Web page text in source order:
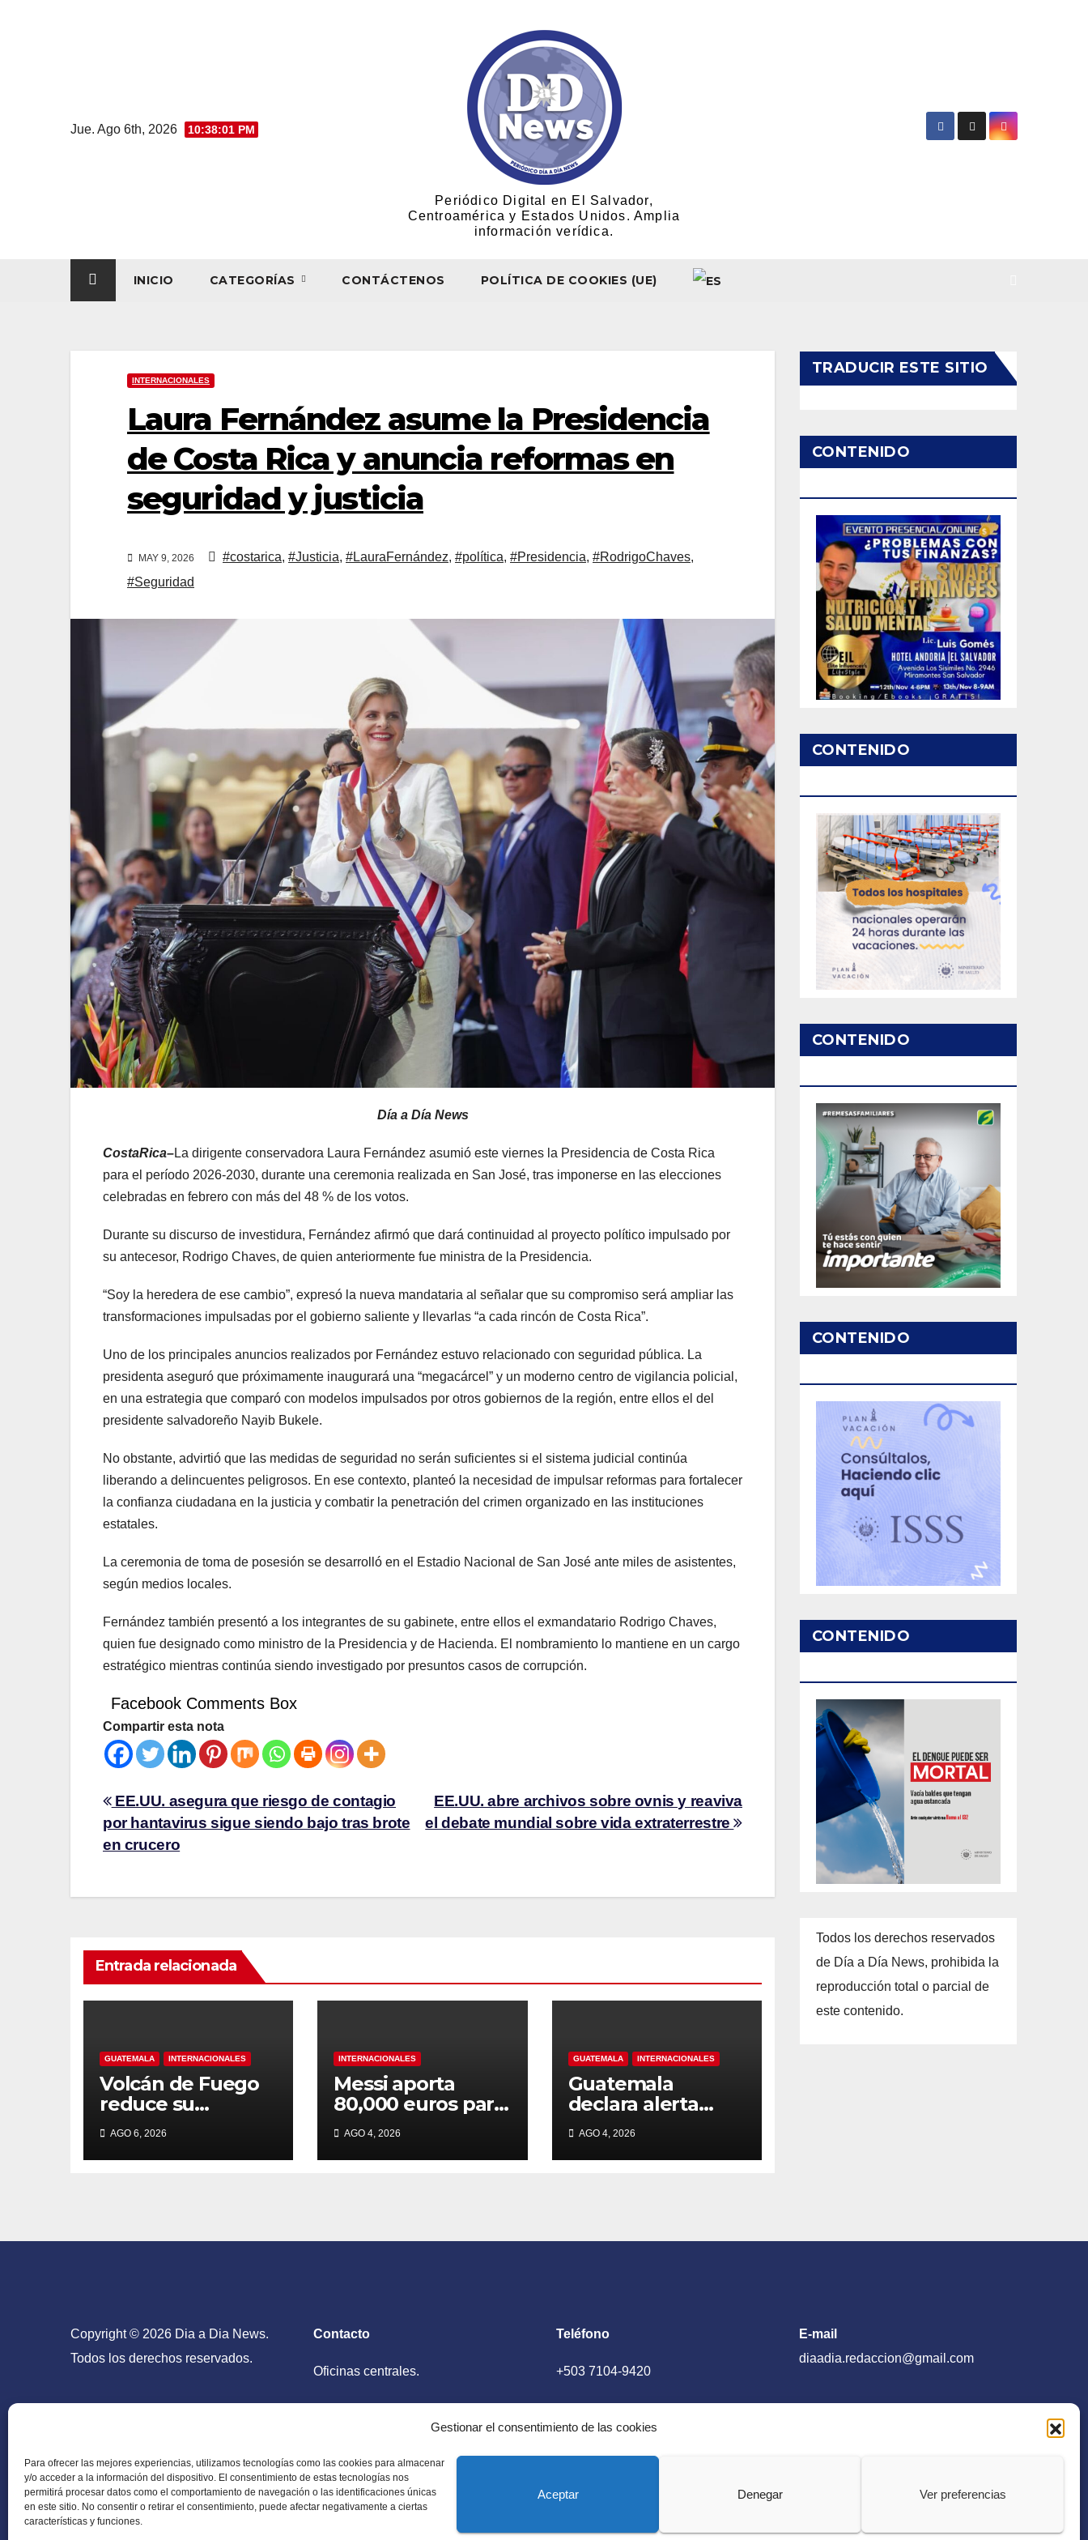
Gestionar el consentimiento de las cookies
Para ofrecer las mejores experiencias, utilizamos tecnologías como las cookies para almacenar
y/o acceder a la información del dispositivo. El consentimiento de estas tecnologías nos
permitirá procesar datos como el comportamiento de navegación o las identificaciones únicas
en este sitio. No consentir o retirar el consentimiento, puede afectar negativamente a ciertas
características y funciones.
Aceptar Denegar Ver preferencias
Jue. Ago 6th, 2026 10:38:02 PM
Periódico Digital en El Salvador,
Centroamérica y Estados Unidos. Amplia
información verídica.
INICIO CATEGORÍAS CONTÁCTENOS POLÍTICA DE COOKIES (UE)
INTERNACIONALES
Laura Fernández asume la Presidencia
de Costa Rica y anuncia reformas en
seguridad y justicia
MAY 9, 2026 #costarica, #Justicia, #LauraFernández, #política, #Presidencia, #RodrigoChaves,
#Seguridad
Día a Día News
CostaRica–La dirigente conservadora Laura Fernández asumió este viernes la Presidencia de Costa Rica
para el período 2026-2030, durante una ceremonia realizada en San José, tras imponerse en las elecciones
celebradas en febrero con más del 48 % de los votos.
Durante su discurso de investidura, Fernández afirmó que dará continuidad al proyecto político impulsado por
su antecesor, Rodrigo Chaves, de quien anteriormente fue ministra de la Presidencia.
“Soy la heredera de ese cambio”, expresó la nueva mandataria al señalar que su compromiso será ampliar las
transformaciones impulsadas por el gobierno saliente y llevarlas “a cada rincón de Costa Rica”.
Uno de los principales anuncios realizados por Fernández estuvo relacionado con seguridad pública. La
presidenta aseguró que próximamente inaugurará una “megacárcel” y un moderno centro de vigilancia policial,
en una estrategia que comparó con modelos impulsados por otros gobiernos de la región, entre ellos el del
presidente salvadoreño Nayib Bukele.
No obstante, advirtió que las medidas de seguridad no serán suficientes si el sistema judicial continúa
liberando a delincuentes peligrosos. En ese contexto, planteó la necesidad de impulsar reformas para fortalecer
la confianza ciudadana en la justicia y combatir la penetración del crimen organizado en las instituciones
estatales.
La ceremonia de toma de posesión se desarrolló en el Estadio Nacional de San José ante miles de asistentes,
según medios locales.
Fernández también presentó a los integrantes de su gabinete, entre ellos el exmandatario Rodrigo Chaves,
quien fue designado como ministro de la Presidencia y de Hacienda. El nombramiento lo mantiene en un cargo
estratégico mientras continúa siendo investigado por presuntos casos de corrupción.
Facebook Comments Box
Compartir esta nota
EE.UU. abre archivos sobre ovnis y reaviva
el debate mundial sobre vida extraterrestre
EE.UU. asegura que riesgo de contagio
por hantavirus sigue siendo bajo tras brote
en crucero
Entrada relacionada
GUATEMALA INTERNACIONALES
Volcán de Fuego
reduce su
actividad, pero
persisten las
alertas
AGO 6, 2026
INTERNACIONALES
Messi aporta
80,000 euros para
la reconstrucción
de zonas
afectadas por
AGO 4, 2026
GUATEMALA INTERNACIONALES
Guatemala
declara alerta
naranja por
intensa erupción
del volcán de
AGO 4, 2026
TRADUCIR ESTE SITIO
CONTENIDO
CONTENIDO
CONTENIDO
CONTENIDO
CONTENIDO
Todos los derechos reservados
de Día a Día News, prohibida la
reproducción total o parcial de
este contenido.
Copyright © 2026 Dia a Dia News.
Todos los derechos reservados.
Contacto
Oficinas centrales.
Teléfono
+503 7104-9420
E-mail
diaadia.redaccion@gmail.com
Periódico Digital en El Salvador, Centroamérica y Estados Unidos. Amplia